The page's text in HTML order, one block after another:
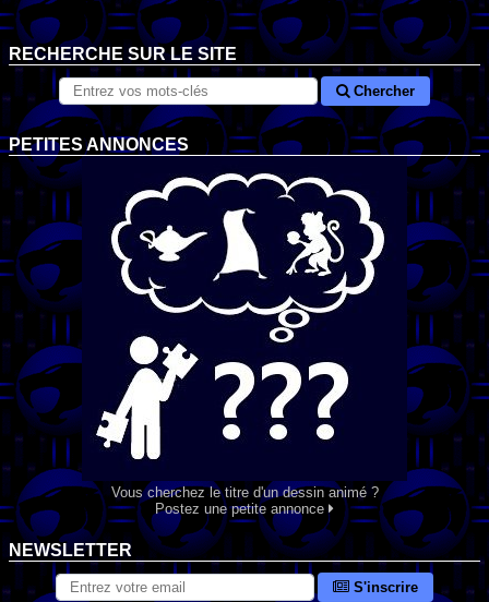
RECHERCHE SUR LE SITE
Chercher
PETITES ANNONCES
Vous cherchez le titre d'un dessin animé ?
Postez une petite annonce
NEWSLETTER
S'inscrire